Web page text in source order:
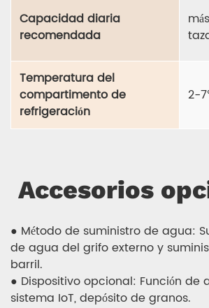
Capacidad diaria
recomendada
Temperatura del
compartimento de
refrigeración
2-
Accesorios
● Método de suministro de agua:
de agua del grifo externo y
barril.
● Dispositivo opcional: Función de
sistema IoT, depósito de granos.